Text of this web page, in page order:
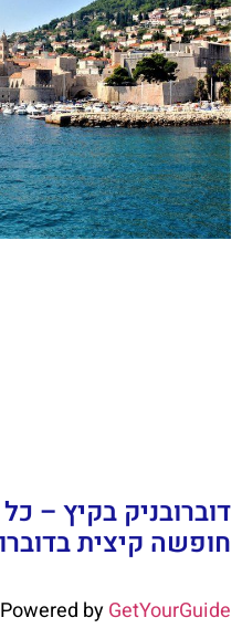
דוברובניק בקיץ –
חופשה קיצית
Powered byGetYourGuide